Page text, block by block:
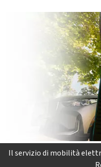
Il servizio di mobilità